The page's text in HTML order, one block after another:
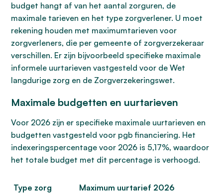
budget hangt af van het aantal zorguren, de
maximale tarieven en het type zorgverlener. U moet
rekening houden met maximumtarieven voor
zorgverleners, die per gemeente of zorgverzekeraar
verschillen. Er zijn bijvoorbeeld specifieke maximale
informele uurtarieven vastgesteld voor de Wet
langdurige zorg en de Zorgverzekeringswet.
Maximale budgetten en uurtarieven
Voor 2026 zijn er specifieke maximale uurtarieven en
budgetten vastgesteld voor pgb financiering. Het
indexeringspercentage voor 2026 is 5,17%, waardoor
het totale budget met dit percentage is verhoogd.
Type zorg Maximum uurtarief 2026